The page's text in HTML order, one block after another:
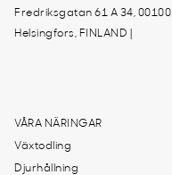
Fredriksgatan 61 A 34, 00100
Helsingfors, FINLAND |
VÅRA NÄRINGAR
Växtodling
Djurhållning